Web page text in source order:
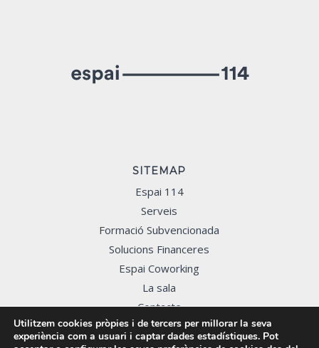
SITEMAP
Espai 114
Serveis
Formació Subvencionada
Solucions Financeres
Espai Coworking
La sala
Contacte
Utilitzem cookies pròpies i de tercers per millorar la seva
experiència com a usuari i captar dades estadístiques. Pot